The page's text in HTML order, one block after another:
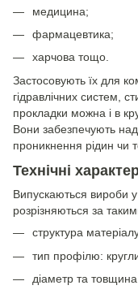
медицина;
фармацевтика;
харчова тощо.
Застосовують їх для
гідравлічних систем,
прокладки можна і в
Вони забезпечують
проникнення рідин чи
Технічні
Випускаються вироби у
розрізняються за
структура
тип профілю:
діаметр та товщина.